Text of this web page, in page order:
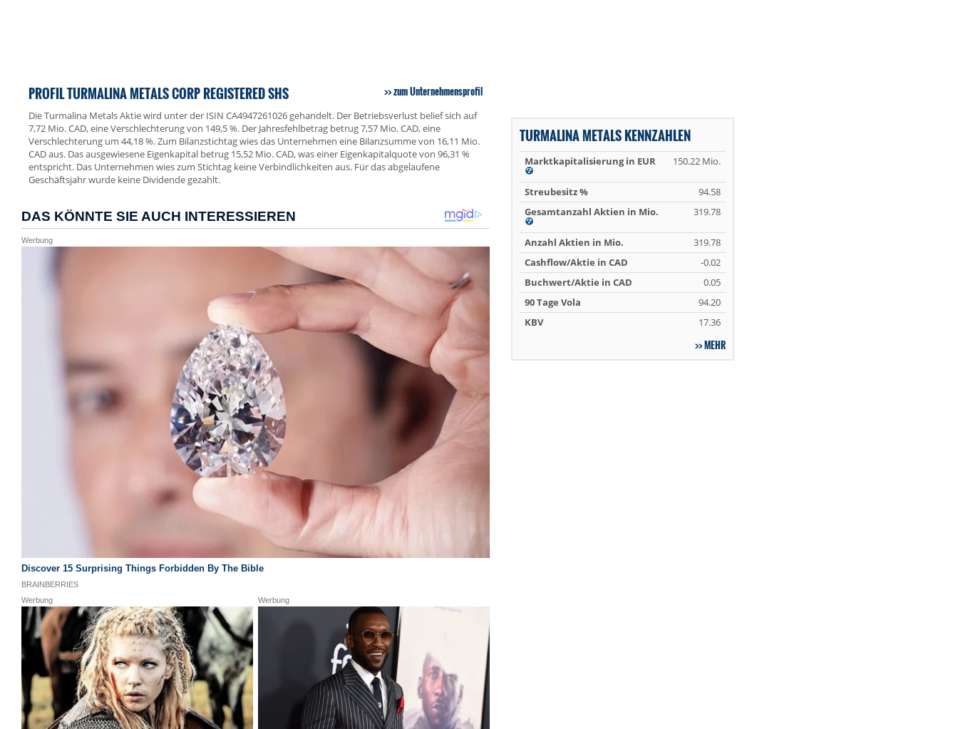
PROFIL TURMALINA METALS CORP REGISTERED SHS zum Unternehmensprofil
Die Turmalina Metals Aktie wird unter der ISIN CA4947261026 gehandelt. Der Betriebsverlust belief sich auf
7,72 Mio. CAD, eine Verschlechterung von 149,5 %. Der Jahresfehlbetrag betrug 7,57 Mio. CAD, eine
Verschlechterung um 44,18 %. Zum Bilanzstichtag wies das Unternehmen eine Bilanzsumme von 16,11 Mio.
CAD aus. Das ausgewiesene Eigenkapital betrug 15,52 Mio. CAD, was einer Eigenkapitalquote von 96,31 %
entspricht. Das Unternehmen wies zum Stichtag keine Verbindlichkeiten aus. Für das abgelaufene
Geschäftsjahr wurde keine Dividende gezahlt.
TURMALINA METALS KENNZAHLEN
Marktkapitalisierung in EUR 150.22 Mio.
Streubesitz %
94.58
Gesamtanzahl Aktien in Mio.
319.78
Anzahl Aktien in Mio.
319.78
Cashflow/Aktie in CAD
-0.02
Buchwert/Aktie in CAD
0.05
90 Tage Vola
94.20
KBV
17.36
MEHR